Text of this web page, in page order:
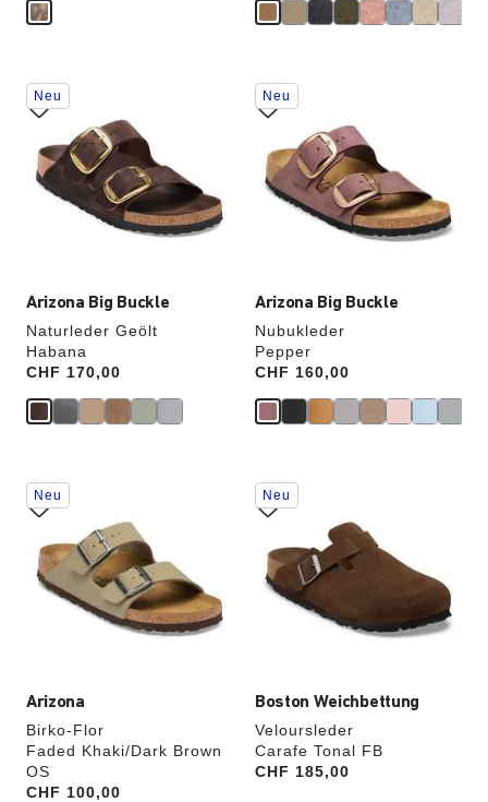
Arizona Big Buckle
Naturleder Geölt
Habana
Price:
CHF 170,00
Durch
Anklicken
der
Farben
werden
die
Produktbilder
aktualisiert.
Neu
Arizona Big Buckle
Nubukleder
Pepper
Price:
CHF 160,00
Durch
Anklicken
der
Farben
werden
die
Produktbilder
aktualisiert.
Neu
Arizona
Birko-Flor
Faded Khaki/Dark Brown
OS
Price:
CHF 100,00
Durch
Anklicken
der
Farben
werden
die
Produktbilder
aktualisiert.
Neu
Boston Weichbettung
Veloursleder
Carafe Tonal FB
Price:
CHF 185,00
Durch
Anklicken
der
werden
die
Produktbilder
aktualisiert.
Neu